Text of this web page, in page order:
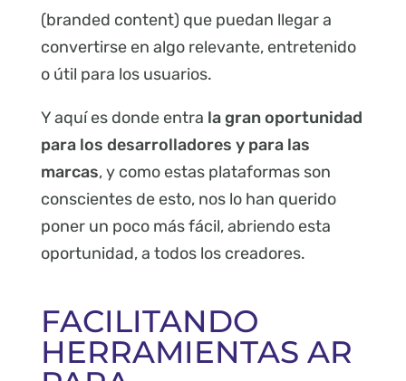
(branded content) que puedan llegar a
convertirse en algo relevante, entretenido
o útil para los usuarios.
Y aquí es donde entra la gran oportunidad
para los desarrolladores y para las
marcas, y como estas plataformas son
conscientes de esto, nos lo han querido
poner un poco más fácil, abriendo esta
oportunidad, a todos los creadores.
FACILITANDO
HERRAMIENTAS AR